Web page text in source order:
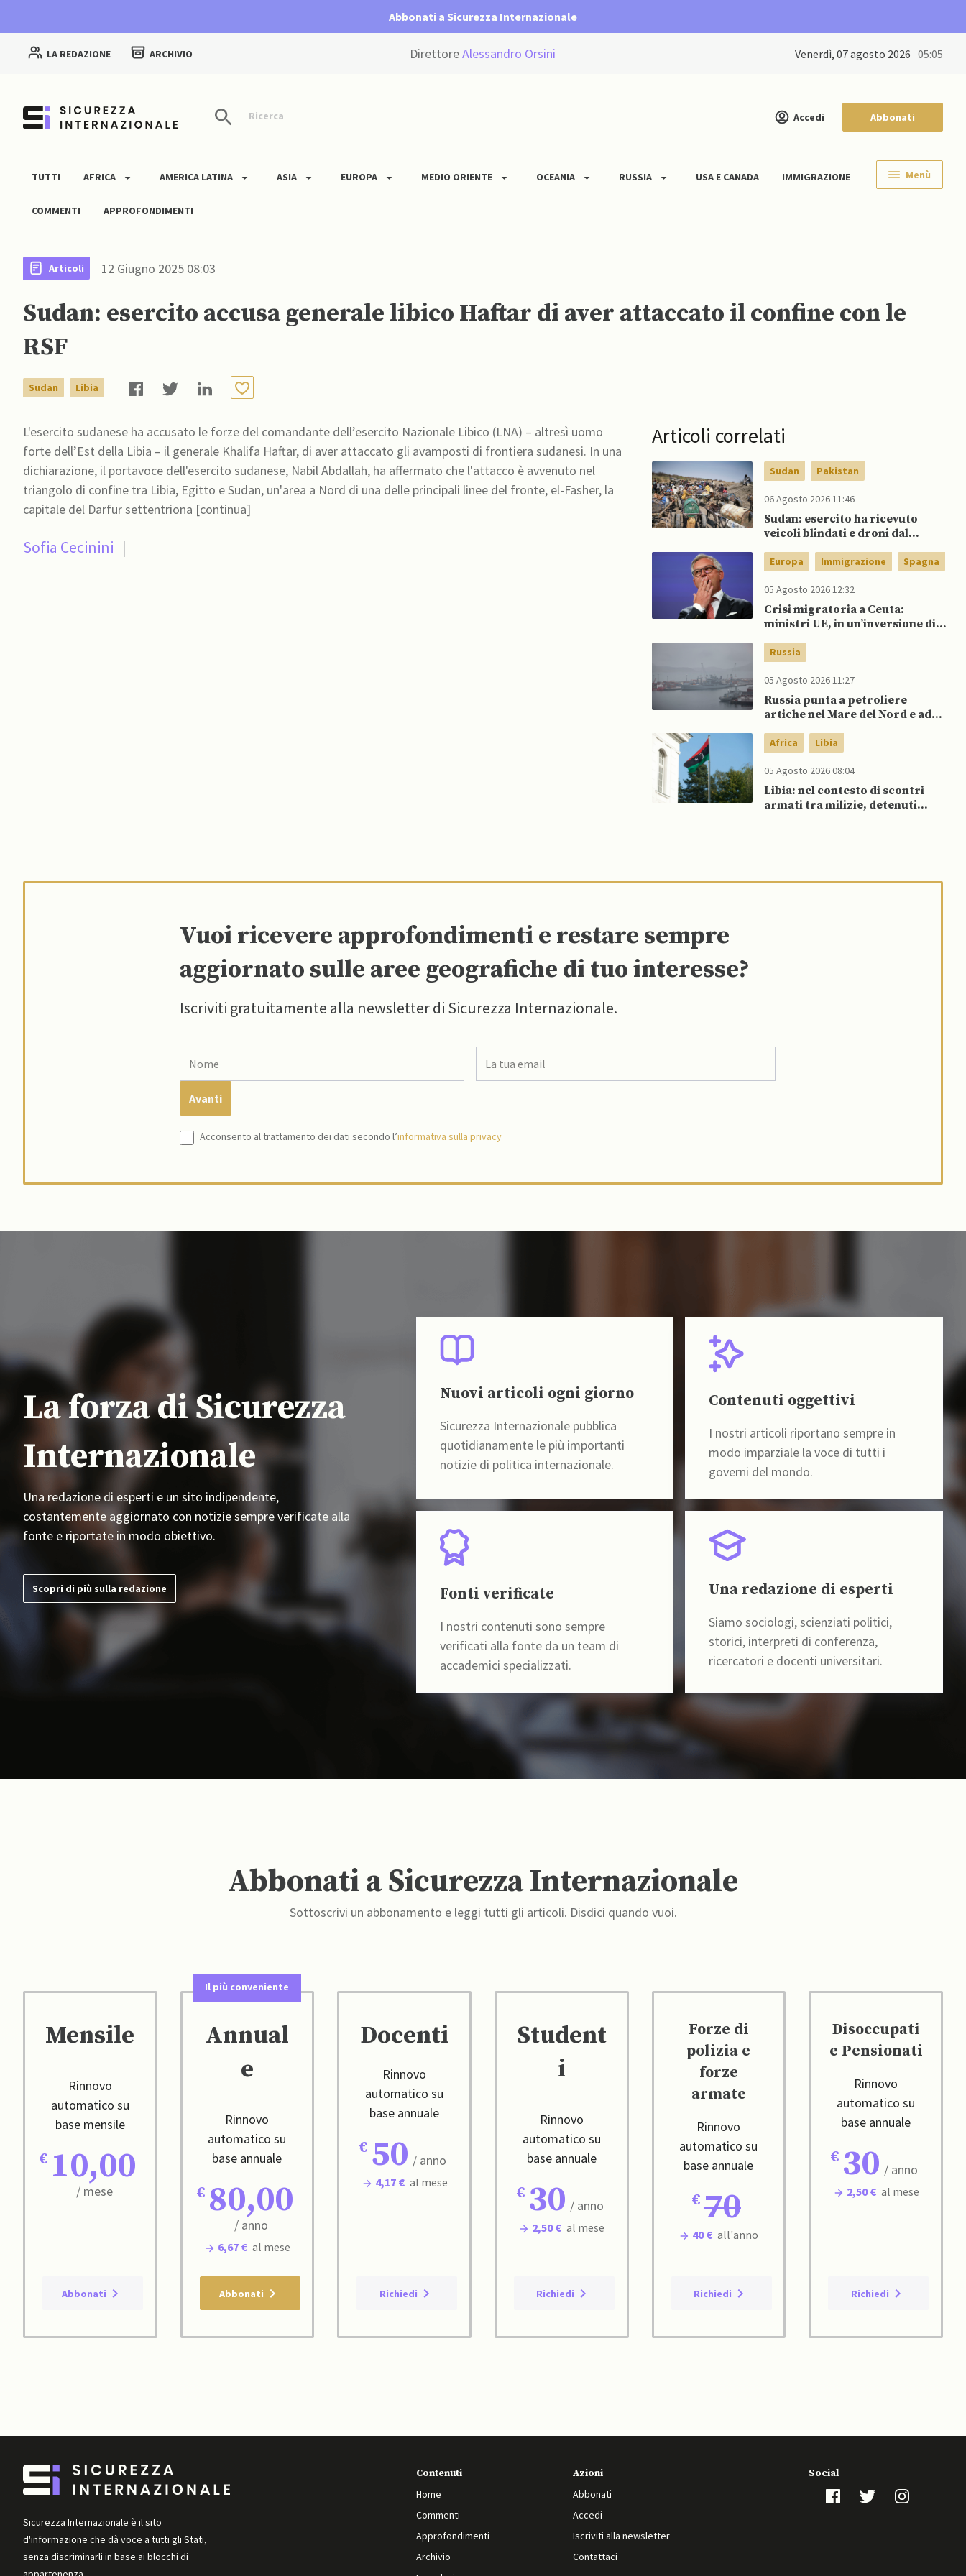
Abbonati a Sicurezza Internazionale
LA REDAZIONE ARCHIVIO DirettoreAlessandro Orsini venerdì, 07 agosto 2026 05:05
Ricerca Accedi Abbonati
TUTTI AFRICA AMERICA LATINA ASIA EUROPA MEDIO ORIENTE OCEANIA RUSSIA USA E CANADA IMMIGRAZIONE
COMMENTI APPROFONDIMENTI
Menù
Articoli 12 Giugno 2025 08:03
Sudan: esercito accusa generale libico Haftar di aver attaccato il confine con le
RSF
Sudan Libia
L'esercito sudanese ha accusato le forze del comandante dell’esercito Nazionale Libico (LNA) – altresì uomo
forte dell’Est della Libia – il generale Khalifa Haftar, di aver attaccato gli avamposti di frontiera sudanesi. In una
dichiarazione, il portavoce dell'esercito sudanese, Nabil Abdallah, ha affermato che l'attacco è avvenuto nel
triangolo di confine tra Libia, Egitto e Sudan, un'area a Nord di una delle principali linee del fronte, el-Fasher, la
capitale del Darfur settentriona [continua]
Sofia Cecinini |
Articoli correlati
Sudan Pakistan
06 Agosto 2026 11:46
Sudan: esercito ha ricevuto
veicoli blindati e droni dal
Europa Immigrazione Spagna
05 Agosto 2026 12:32
Crisi migratoria a Ceuta:
ministri UE, in un’inversione di
sostegno della Spagna
Russia
05 Agosto 2026 11:27
Russia punta a petroliere
artiche nel Mare del Nord e ad
aggirare sanzioni occidentali
Africa Libia
05 Agosto 2026 08:04
Libia: nel contesto di scontri
armati tra milizie, detenuti
Vuoi ricevere approfondimenti e restare sempre
aggiornato sulle aree geografiche di tuo interesse?
Iscriviti gratuitamente alla newsletter di Sicurezza Internazionale.
Acconsento al trattamento dei dati secondo l’informativa sulla privacy
La forza di Sicurezza
Internazionale
Una redazione di esperti e un sito indipendente,
costantemente aggiornato con notizie sempre verificate alla
fonte e riportate in modo obiettivo.
Scopri di più sulla redazione
Nuovi articoli ogni giorno
Sicurezza Internazionale pubblica
quotidianamente le più importanti
notizie di politica internazionale.
Contenuti oggettivi
I nostri articoli riportano sempre in
modo imparziale la voce di tutti i
governi del mondo.
Fonti verificate
I nostri contenuti sono sempre
verificati alla fonte da un team di
accademici specializzati.
Una redazione di esperti
Siamo sociologi, scienziati politici,
storici, interpreti di conferenza,
ricercatori e docenti universitari.
Abbonati a Sicurezza Internazionale
Sottoscrivi un abbonamento e leggi tutti gli articoli. Disdici quando vuoi.
Mensile
Rinnovo
automatico su
base mensile
10,00
/ mese
Abbonati
Il più conveniente
Annual
e
Rinnovo
automatico su
base annuale
80,00
/ anno
6,67 € al mese
Abbonati
Docenti
Rinnovo
automatico su
base annuale
50 / anno
4,17 € al mese
Richiedi
Student
i
Rinnovo
automatico su
base annuale
30 / anno
2,50 € al mese
Richiedi
Forze di
polizia e
forze
armate
Rinnovo
automatico su
base annuale
70
40 € all'anno
Richiedi
Disoccupati
e Pensionati
Rinnovo
automatico su
base annuale
30 / anno
2,50 € al mese
Richiedi
Sicurezza Internazionale è il sito
d'informazione che dà voce a tutti gli Stati,
senza discriminarli in base ai blocchi di
Contenuti
Home
Commenti
Approfondimenti
Archivio
Azioni
Abbonati
Accedi
Iscriviti alla newsletter
Contattaci
Social